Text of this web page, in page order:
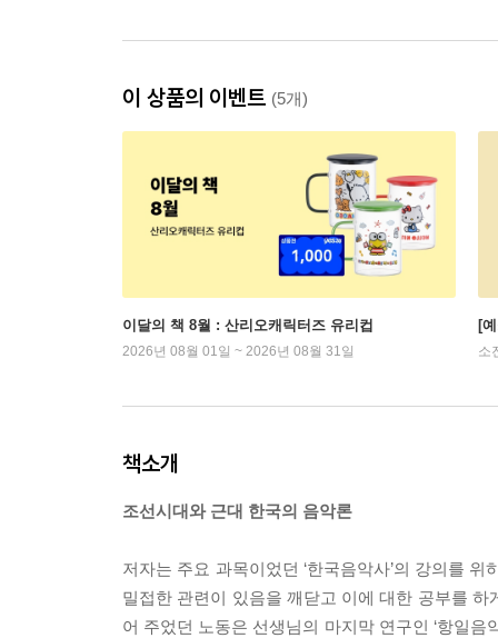
이 상품의 이벤트 (5개)
이달의 책 8월 : 산리오캐릭터즈 유리컵
2026년 08월 01일 ~ 2026년 08월 31일
[
소
책소개
조선시대와 근대 한국의 음악론
저자는 주요 과목이었던 ‘한국음악사’의 강의를
밀접한 관련이 있음을 깨닫고 이에 대한 공부를
어 주었던 노동은 선생님의 마지막 연구인 ‘항일음